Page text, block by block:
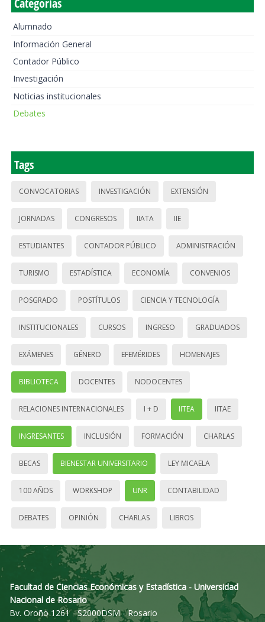
Categorías
Alumnado
Información General
Contador Público
Investigación
Noticias institucionales
Debates
Tags
CONVOCATORIAS INVESTIGACIÓN EXTENSIÓN
JORNADAS CONGRESOS IIATA IIE
ESTUDIANTES CONTADOR PÚBLICO ADMINISTRACIÓN
TURISMO ESTADÍSTICA ECONOMÍA CONVENIOS
POSGRADO POSTÍTULOS CIENCIA Y TECNOLOGÍA
INSTITUCIONALES CURSOS INGRESO GRADUADOS
EXÁMENES GÉNERO EFEMÉRIDES HOMENAJES
BIBLIOTECA DOCENTES NODOCENTES
RELACIONES INTERNACIONALES I + D IITEA IITAE
INGRESANTES INCLUSIÓN FORMACIÓN CHARLAS
BECAS BIENESTAR UNIVERSITARIO LEY MICAELA
100 AÑOS WORKSHOP UNR CONTABILIDAD
DEBATES OPINIÓN CHARLAS LIBROS
Facultad de Ciencias Económicas y Estadística - Universidad
Nacional de Rosario
Bv. Oroño 1261 - S2000DSM - Rosario